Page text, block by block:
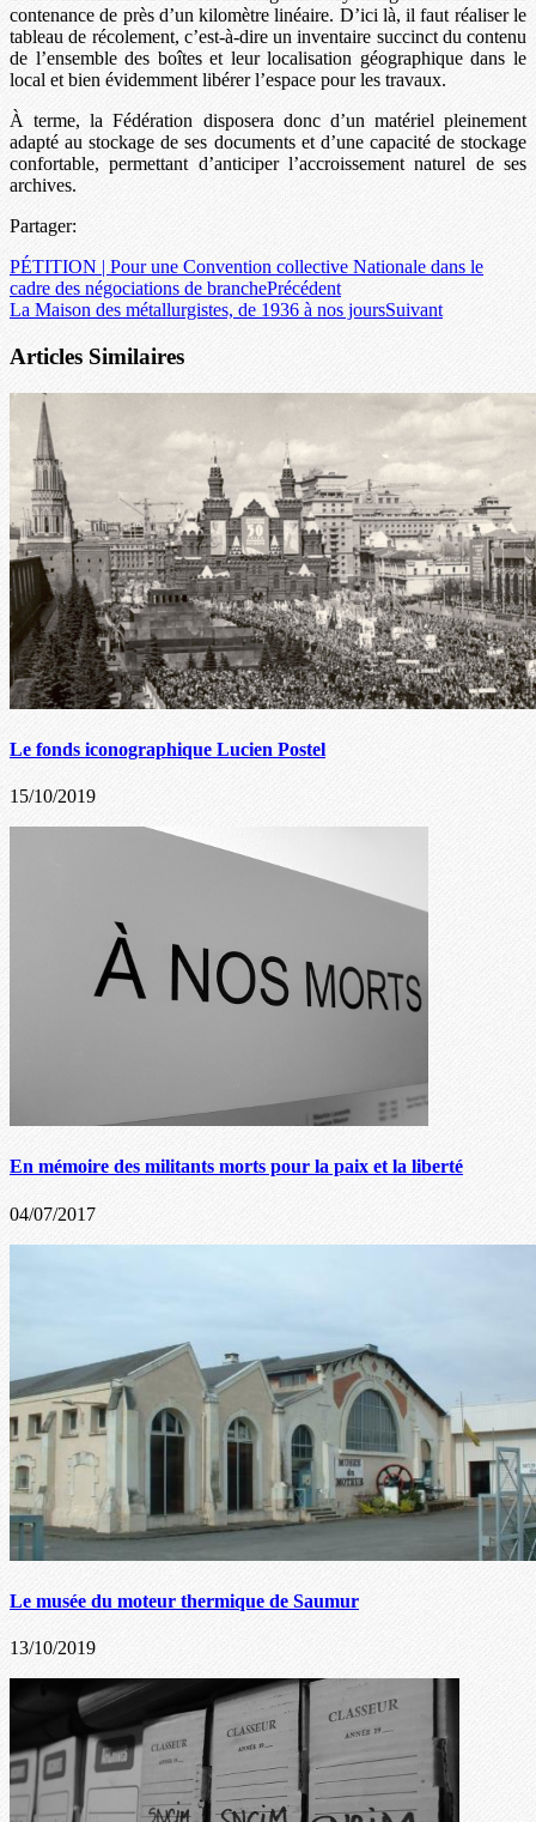
contenance de près d’un kilomètre linéaire. D’ici là, il faut réaliser le
tableau de récolement, c’est-à-dire un inventaire succinct du contenu
de l’ensemble des boîtes et leur localisation géographique dans le
local et bien évidemment libérer l’espace pour les travaux.
À terme, la Fédération disposera donc d’un matériel pleinement
adapté au stockage de ses documents et d’une capacité de stockage
confortable, permettant d’anticiper l’accroissement naturel de ses
archives.
Partager:
PÉTITION | Pour une Convention collective Nationale dans le
cadre des négociations de branchePrécédent
La Maison des métallurgistes, de 1936 à nos joursSuivant
Articles Similaires
Le fonds iconographique Lucien Postel
15/10/2019
En mémoire des militants morts pour la paix et la liberté
04/07/2017
Le musée du moteur thermique de Saumur
13/10/2019